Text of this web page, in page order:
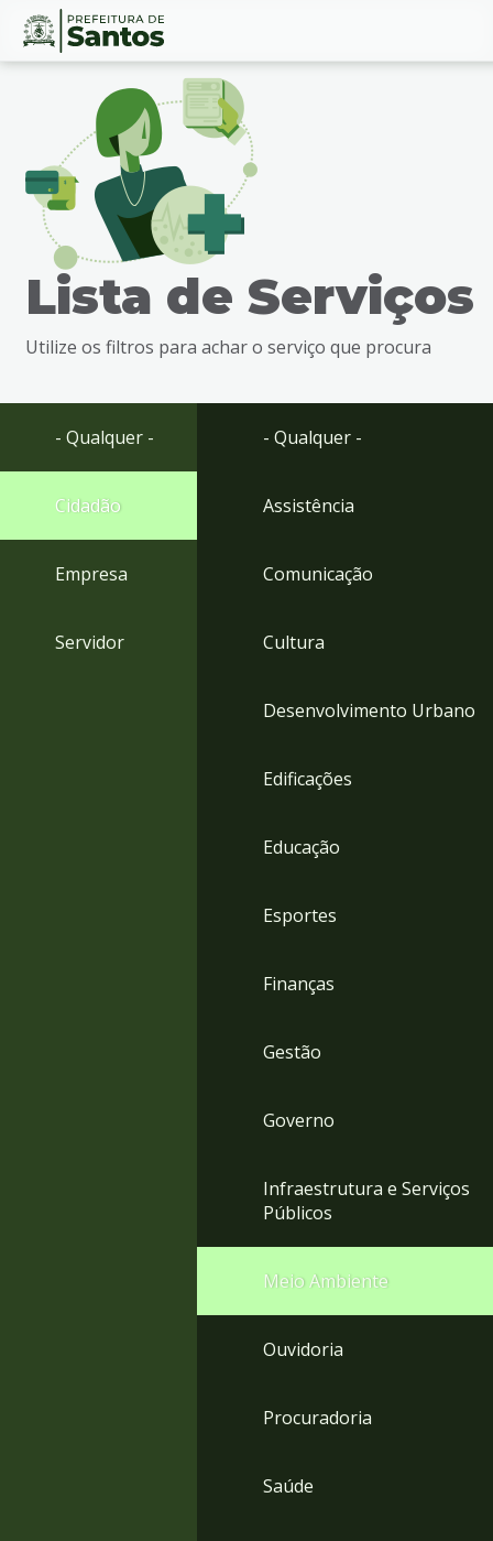
Ir
busca
Ir
rodapé
Conteúdo
Lista de Serviços
Utilize os filtros para achar o serviço que procura
- Qualquer -
Cidadão
Empresa
Servidor
- Qualquer -
Assistência
Comunicação
Cultura
Desenvolvimento Urbano
Edificações
Educação
Esportes
Finanças
Gestão
Governo
Infraestrutura e Serviços
Públicos
Meio Ambiente
Ouvidoria
Procuradoria
Saúde